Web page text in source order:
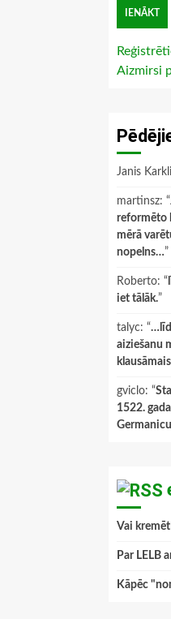
Aizmirsi
Janis
martinsz: “
reformēto
mērā
nopelns…”
Roberto: “
iet tālāk.”
talyc: “
aiziešanu
gviclo: “
1522.
Vai
Par LELB
Kāpēc